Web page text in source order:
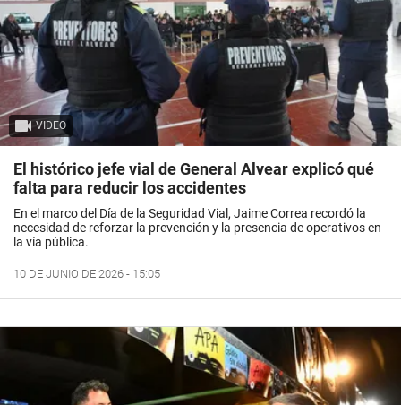
VIDEO
El histórico jefe vial de General Alvear explicó qué
falta para reducir los accidentes
En el marco del Día de la Seguridad Vial, Jaime Correa recordó la
necesidad de reforzar la prevención y la presencia de operativos en
la vía pública.
10 DE JUNIO DE 2026 - 15:05